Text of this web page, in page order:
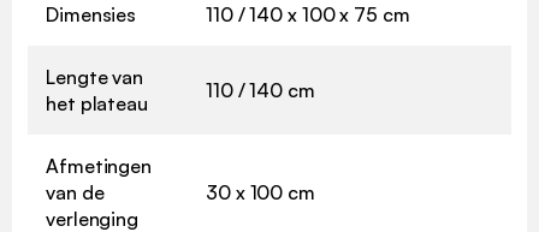
Dimensies 110 / 140 x 100 x 75 cm
Lengte van
het plateau
110 / 140 cm
Afmetingen
van de
verlenging
30 x 100 cm